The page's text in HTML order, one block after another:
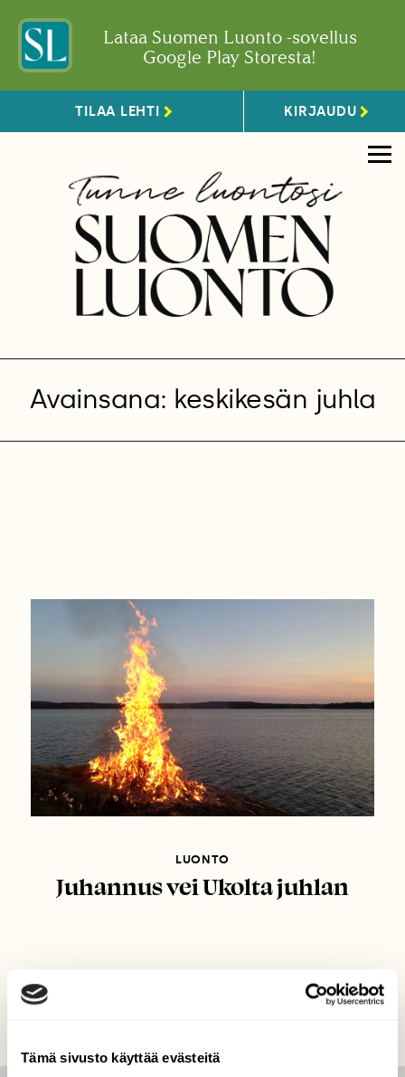
Tämä sivusto käyttää evästeitä
Lataa Suomen Luonto -sovellus
Google Play Storesta!
TILAA LEHTI KIRJAUDU
Avainsana: keskikesän juhla
LUONTO
Juhannus vei Ukolta juhlan